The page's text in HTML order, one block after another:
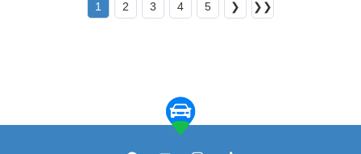
1 2 3 4 5 ❯ ❯❯